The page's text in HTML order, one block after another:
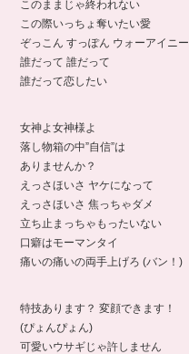
このままじゃ終われない
この際いっちょ奪いたい愛
ぞっこん すっぽん ウォーアイニー
誰だって 誰だって
誰だって恋したい
女神よ女神様よ
落し物箱の中”自信”は
ありませんか？
えっさほいさ ヤケになって
えっさほいさ 焦っちゃダメ
立ち止まっちゃもったいない
口癖はモーマンタイ
痛いの痛いの両手上げろ (バン！)
特技あります？ 変顔できます！
(ぴょんぴょん)
可愛いウサギじゃ許しません